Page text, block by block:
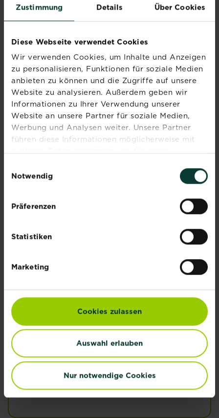
Zustimmung Details Über Cookies
Diese Webseite verwendet Cookies
Wir verwenden Cookies, um Inhalte und Anzeigen
zu personalisieren, Funktionen für soziale Medien
anbieten zu können und die Zugriffe auf unsere
Website zu analysieren. Außerdem geben wir
Informationen zu Ihrer Verwendung unserer
Website an unsere Partner für soziale Medien,
Werbung und Analysen weiter. Unsere Partner
führen diese Informationen möglicherweise mit
weiteren Daten zusammen, die Sie ihnen
Nutzung der Dienste gesammelt haben.
Notwendig
Präferenzen
Statistiken
Marketing
Cookies zulassen
Auswahl erlauben
Nur notwendige Cookies
Jungpflanzen in Reihen pflanzen,
bevorzugen halbschattige,
Obstbäume im Container – lassen sich
den ganzen Monat pflanzen, solange sie
regelmäßig gegossen werden.
Tipp: Pflanze Erdbeerpflanzen in Reihen und
bedecke den Boden mit Stroh oder Mulch,
damit die Früchte sauber bleiben und nicht
faulen.
pflegen
Pflege & Tipps
Stachelbeere
Mehr lesenüber Stachelbeere